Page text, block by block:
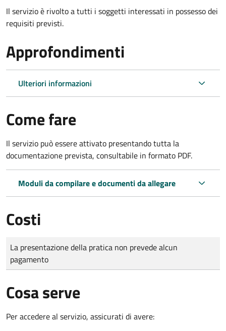
Il servizio è rivolto a tutti i soggetti interessati in possesso dei
requisiti previsti.
Approfondimenti
Ulteriori informazioni
Come fare
Il servizio può essere attivato presentando tutta la
documentazione prevista, consultabile in formato PDF.
Moduli da compilare e documenti da allegare
Costi
Tipo di pagamento
Importo
La presentazione della pratica non prevede alcun
pagamento
Cosa serve
Per accedere al servizio, assicurati di avere: